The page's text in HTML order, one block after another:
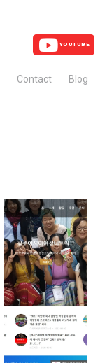
Contact Blog
YOUTUBE